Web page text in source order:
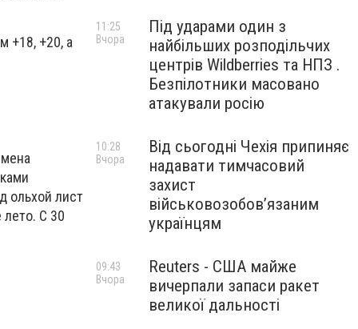
+18, +20, а
ольхой лист
лето. С 30
Під ударами один з
найбільших розподільчих
центрів Wildberries та НПЗ .
Безпілотники масовано
атакували росію
11:25
Вчора
Від сьогодні Чехія припиняє
надавати тимчасовий
захист
військовозобов’язаним
українцям
10:28
Вчора
Reuters - США майже
вичерпали запаси ракет
великої дальності
09:43
Вчора